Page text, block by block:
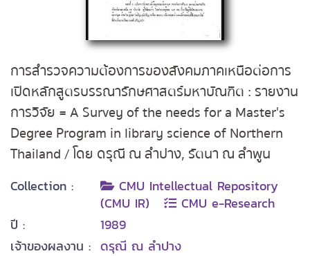
การสำรวจความต้องการของสังคมภาคเหนือต่อการ
เปิดหลักสูตรบรรณารักษศาสตร์มหาบัณฑิต : รายงาน
การวิจัย = A Survey of the needs for a Master's
Degree Program in library science of Northern
Thailand / โดย ดรุณี ณ ลำปาง, รัตนา ณ ลำพูน
Collection :
CMU Intellectual Repository
(CMU IR)
CMU e-Research
ปี :
1989
เจ้าของผลงาน : ดรุณี ณ ลำปาง